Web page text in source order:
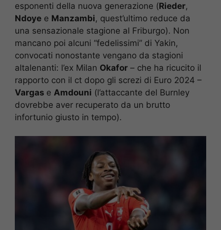
esponenti della nuova generazione (Rieder,
Ndoye e Manzambi, quest’ultimo reduce da
una sensazionale stagione al Friburgo). Non
mancano poi alcuni “fedelissimi” di Yakin,
convocati nonostante vengano da stagioni
altalenanti: l’ex Milan Okafor – che ha ricucito il
rapporto con il ct dopo gli screzi di Euro 2024 –
Vargas e Amdouni (l’attaccante del Burnley
dovrebbe aver recuperato da un brutto
infortunio giusto in tempo).